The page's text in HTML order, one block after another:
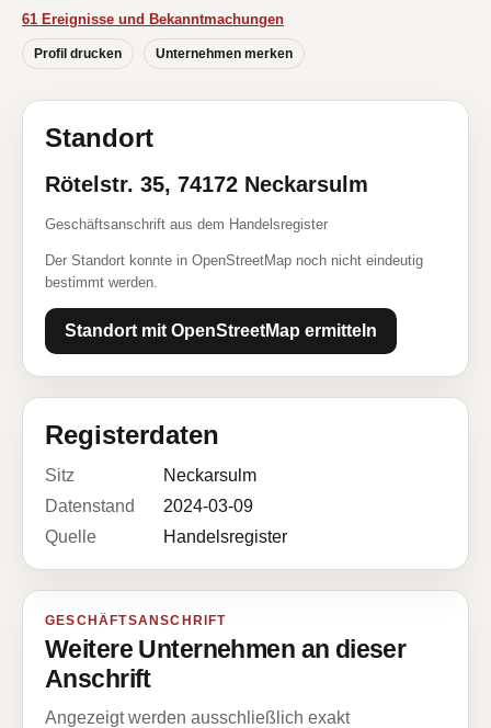
61 Ereignisse und Bekanntmachungen
Profil drucken Unternehmen merken
Standort
Rötelstr. 35, 74172 Neckarsulm
Geschäftsanschrift aus dem Handelsregister
Der Standort konnte in OpenStreetMap noch nicht eindeutig
bestimmt werden.
Standort mit OpenStreetMap ermitteln
Registerdaten
Sitz
Neckarsulm
Datenstand
2024-03-09
Quelle
Handelsregister
GESCHÄFTSANSCHRIFT
Weitere Unternehmen an dieser
Anschrift
Angezeigt werden ausschließlich exakt